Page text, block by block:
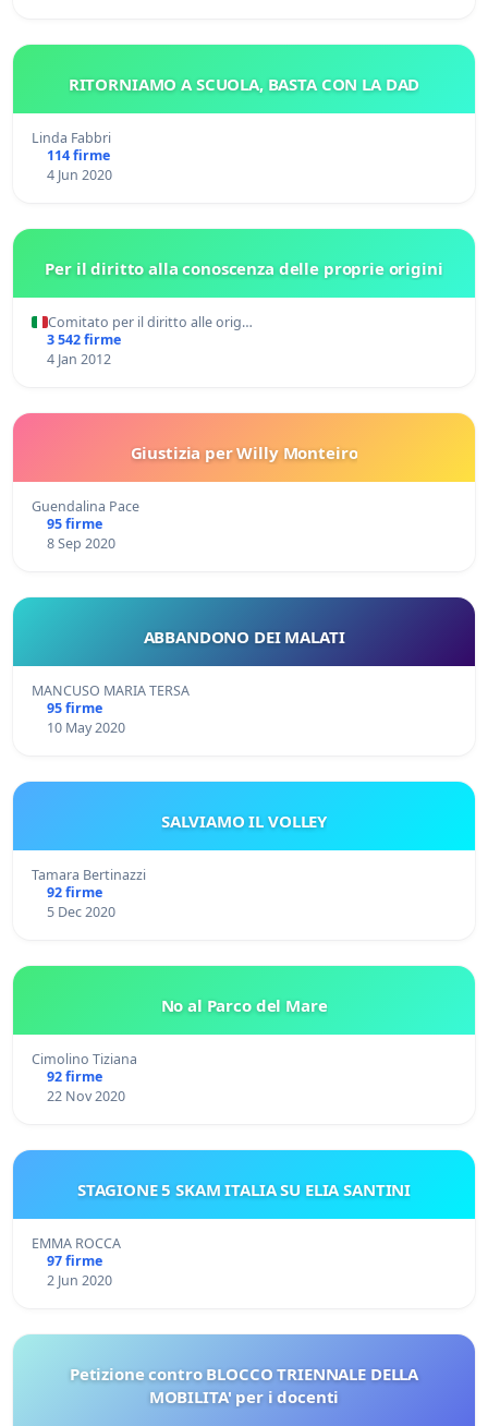
RITORNIAMO A SCUOLA, BASTA CON LA DAD
Linda Fabbri
114 firme
4 Jun 2020
Per il diritto alla conoscenza delle proprie origini
Comitato per il diritto alle orig…
3 542 firme
4 Jan 2012
Giustizia per Willy Monteiro
Guendalina Pace
95 firme
8 Sep 2020
ABBANDONO DEI MALATI
MANCUSO MARIA TERSA
95 firme
10 May 2020
SALVIAMO IL VOLLEY
Tamara Bertinazzi
92 firme
5 Dec 2020
No al Parco del Mare
Cimolino Tiziana
92 firme
22 Nov 2020
STAGIONE 5 SKAM ITALIA SU ELIA SANTINI
EMMA ROCCA
97 firme
2 Jun 2020
Petizione contro BLOCCO TRIENNALE DELLA
MOBILITA' per i docenti